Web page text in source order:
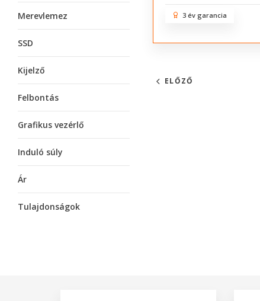
Merevlemez
SSD
Kijelző
Felbontás
Grafikus vezérlő
Induló súly
Ár
Tulajdonságok
3 év garancia
ELŐZŐ